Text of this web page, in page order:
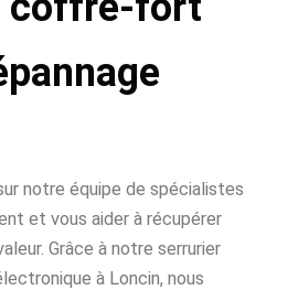
notre équipe de spécialistes
et vous aider à récupérer
Grâce à notre serrurier
à Loncin, nous